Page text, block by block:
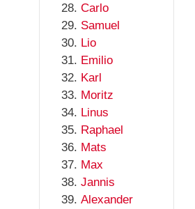
Carlo
Samuel
Lio
Emilio
Karl
Moritz
Linus
Raphael
Mats
Max
Jannis
Alexander